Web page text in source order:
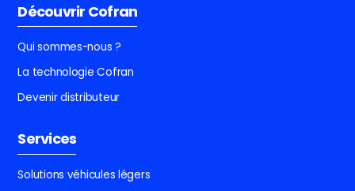
Découvrir Cofran
Qui sommes-nous ?
La technologie Cofran
Devenir distributeur
Services
Solutions véhicules légers